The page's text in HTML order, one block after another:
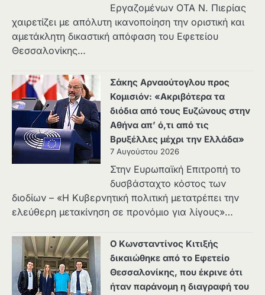
Εργαζομένων ΟΤΑ Ν. Πιερίας
χαιρετίζει με απόλυτη ικανοποίηση την οριστική και
αμετάκλητη δικαστική απόφαση του Εφετείου
Θεσσαλονίκης…
Σάκης Αρναούτογλου προς
Κομισιόν: «Ακριβότερα τα
διόδια από τους Ευζώνους στην
Αθήνα απ’ ό,τι από τις
Βρυξέλλες μέχρι την Ελλάδα»
7 Αυγούστου 2026
Στην Ευρωπαϊκή Επιτροπή το
δυσβάσταχτο κόστος των
διοδίων – «Η Κυβερνητική πολιτική μετατρέπει την
ελεύθερη μετακίνηση σε προνόμιο για λίγους»…
Ο Κωνσταντίνος Κιτιξής
δικαιώθηκε από το Εφετείο
Θεσσαλονίκης, που έκρινε ότι
ήταν παράνομη η διαγραφή του